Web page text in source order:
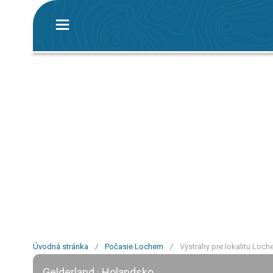
Úvodná stránka / Počasie Lochem / Výstrahy pre lokalitu